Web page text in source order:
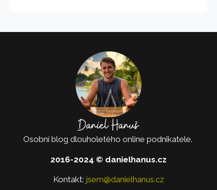
Osobní blog dlouholetého online podnikatele.
2016-2024 © danielhanus.cz
Kontakt: jsem@danielhanus.cz